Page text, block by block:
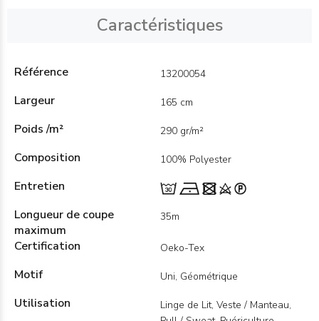
Caractéristiques
Référence 13200054
Largeur 165 cm
Poids /m² 290 gr/m²
Composition 100% Polyester
Entretien
Longueur de coupe
maximum
35m
Certification Oeko-Tex
Motif Uni, Géométrique
Utilisation
Linge de Lit, Veste / Manteau,